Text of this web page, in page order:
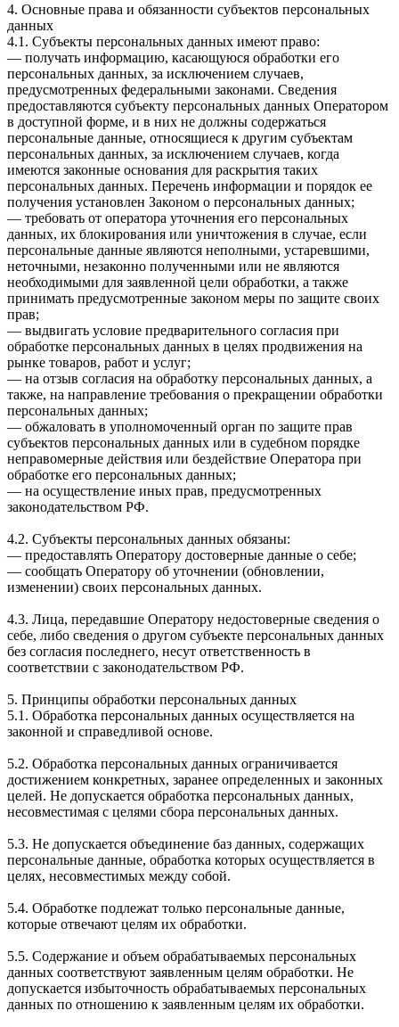
4. Основные права и обязанности субъектов персональных
данных
4.1. Субъекты персональных данных имеют право:
— получать информацию, касающуюся обработки его
персональных данных, за исключением случаев,
предусмотренных федеральными законами. Сведения
предоставляются субъекту персональных данных Оператором
в доступной форме, и в них не должны содержаться
персональные данные, относящиеся к другим субъектам
персональных данных, за исключением случаев, когда
имеются законные основания для раскрытия таких
персональных данных. Перечень информации и порядок ее
получения установлен Законом о персональных данных;
— требовать от оператора уточнения его персональных
данных, их блокирования или уничтожения в случае, если
персональные данные являются неполными, устаревшими,
неточными, незаконно полученными или не являются
необходимыми для заявленной цели обработки, а также
принимать предусмотренные законом меры по защите своих
прав;
— выдвигать условие предварительного согласия при
обработке персональных данных в целях продвижения на
рынке товаров, работ и услуг;
— на отзыв согласия на обработку персональных данных, а
также, на направление требования о прекращении обработки
персональных данных;
— обжаловать в уполномоченный орган по защите прав
субъектов персональных данных или в судебном порядке
неправомерные действия или бездействие Оператора при
обработке его персональных данных;
— на осуществление иных прав, предусмотренных
законодательством РФ.
4.2. Субъекты персональных данных обязаны:
— предоставлять Оператору достоверные данные о себе;
— сообщать Оператору об уточнении (обновлении,
изменении) своих персональных данных.
4.3. Лица, передавшие Оператору недостоверные сведения о
себе, либо сведения о другом субъекте персональных данных
без согласия последнего, несут ответственность в
соответствии с законодательством РФ.
5. Принципы обработки персональных данных
5.1. Обработка персональных данных осуществляется на
законной и справедливой основе.
5.2. Обработка персональных данных ограничивается
достижением конкретных, заранее определенных и законных
целей. Не допускается обработка персональных данных,
несовместимая с целями сбора персональных данных.
5.3. Не допускается объединение баз данных, содержащих
персональные данные, обработка которых осуществляется в
целях, несовместимых между собой.
5.4. Обработке подлежат только персональные данные,
которые отвечают целям их обработки.
5.5. Содержание и объем обрабатываемых персональных
данных соответствуют заявленным целям обработки. Не
допускается избыточность обрабатываемых персональных
данных по отношению к заявленным целям их обработки.